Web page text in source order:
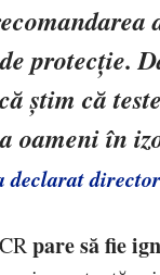
protecție.
știm că
oameni în
declarat
pare să fie